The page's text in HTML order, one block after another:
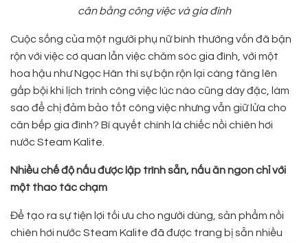
cân bằng công việc và gia đình
Cuộc sống của một người phụ nữ bình thường vốn đã bận
rộn với việc cơ quan lẫn việc chăm sóc gia đình, với một
hoa hậu như Ngọc Hân thì sự bận rộn lại càng tăng lên
gấp bội khi lịch trình công việc lúc nào cũng dày đặc, làm
sao để chị đảm bảo tốt công việc nhưng vẫn giữ lửa cho
căn bếp gia đình? Bí quyết chính là chiếc nồi chiên hơi
nước Steam Kalite.
Nhiều chế độ nấu được lập trình sẵn, nấu ăn ngon chỉ với
một thao tác chạm
Để tạo ra sự tiện lợi tối ưu cho người dùng, sản phẩm nồi
chiên hơi nước Steam Kalite đã được trang bị sẵn nhiều